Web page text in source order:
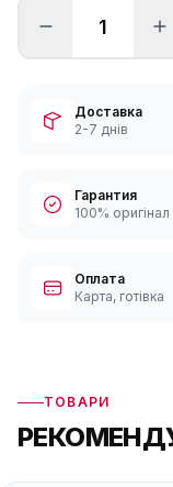
Доставка
2-7 днів
Гарантия
100% оригінал
Оплата
Карта, готівка
ТОВАРИ